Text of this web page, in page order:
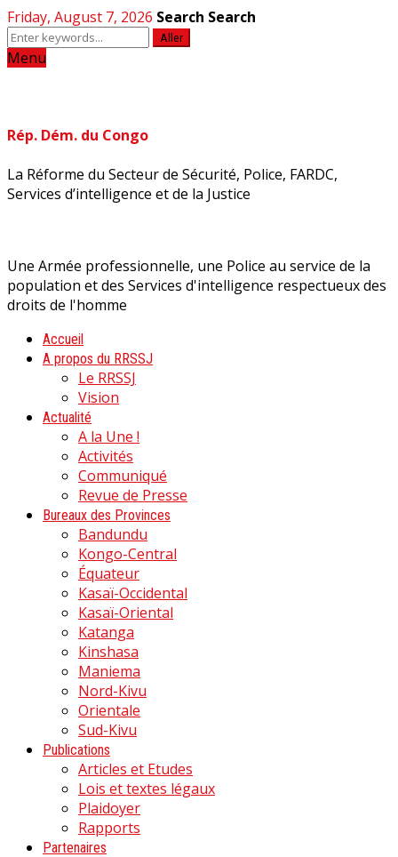
Friday, August 7, 2026 Search Search
Aller
Menu
Rép. Dém. du Congo
La Réforme du Secteur de Sécurité, Police, FARDC,
Services d’intelligence et de la Justice
Une Armée professionnelle, une Police au service de la
population et des Services d'intelligence respectueux des
droits de l'homme
Accueil
A propos du RRSSJ
Le RRSSJ
Vision
Actualité
A la Une !
Activités
Communiqué
Revue de Presse
Bureaux des Provinces
Bandundu
Kongo-Central
Équateur
Kasaï-Occidental
Kasaï-Oriental
Katanga
Kinshasa
Maniema
Nord-Kivu
Orientale
Sud-Kivu
Publications
Articles et Etudes
Lois et textes légaux
Plaidoyer
Rapports
Partenaires